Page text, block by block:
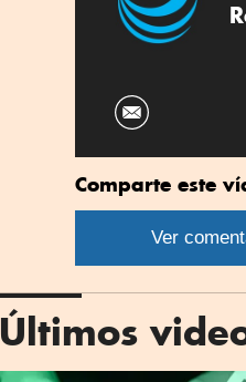
Comparte este
Ver
Últimos